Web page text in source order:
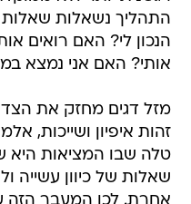
התהליך נשאלות שאלות
הנכון לי? האם רואים
אותי? האם אני נמצא
מזל דגים מחזק את
זהות איפיון ושייכות,
טלה שבו המציאות היא
שאלות של כיוון עשייה